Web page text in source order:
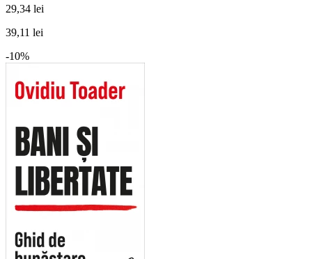
29,34 lei
39,11 lei
-10%